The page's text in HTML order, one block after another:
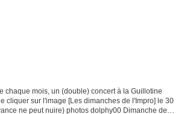
chaque mois, un (double) concert à la Guillotine
cliquer sur l'image [Les dimanches de l'Impro] le 30
ne peut nuire) photos dolphy00 Dimanche de